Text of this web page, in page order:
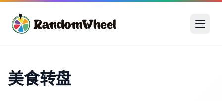
美食转盘